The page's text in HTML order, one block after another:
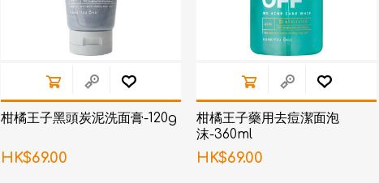
柑橘王子黑頭炭泥洗面膏-120g
HK$69.00
柑橘王子藥用去痘潔面泡
沫-360ml
HK$69.00